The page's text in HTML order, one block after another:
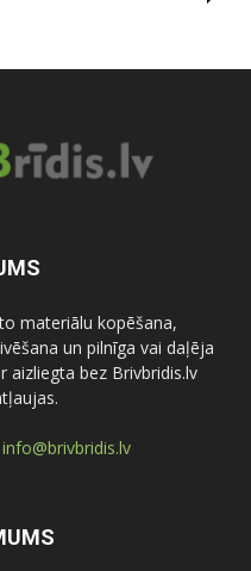
materiālu kopēšana,
un pilnīga vai daļēja
aizliegta bez Brivbridis.lv
info@brivbridis.lv